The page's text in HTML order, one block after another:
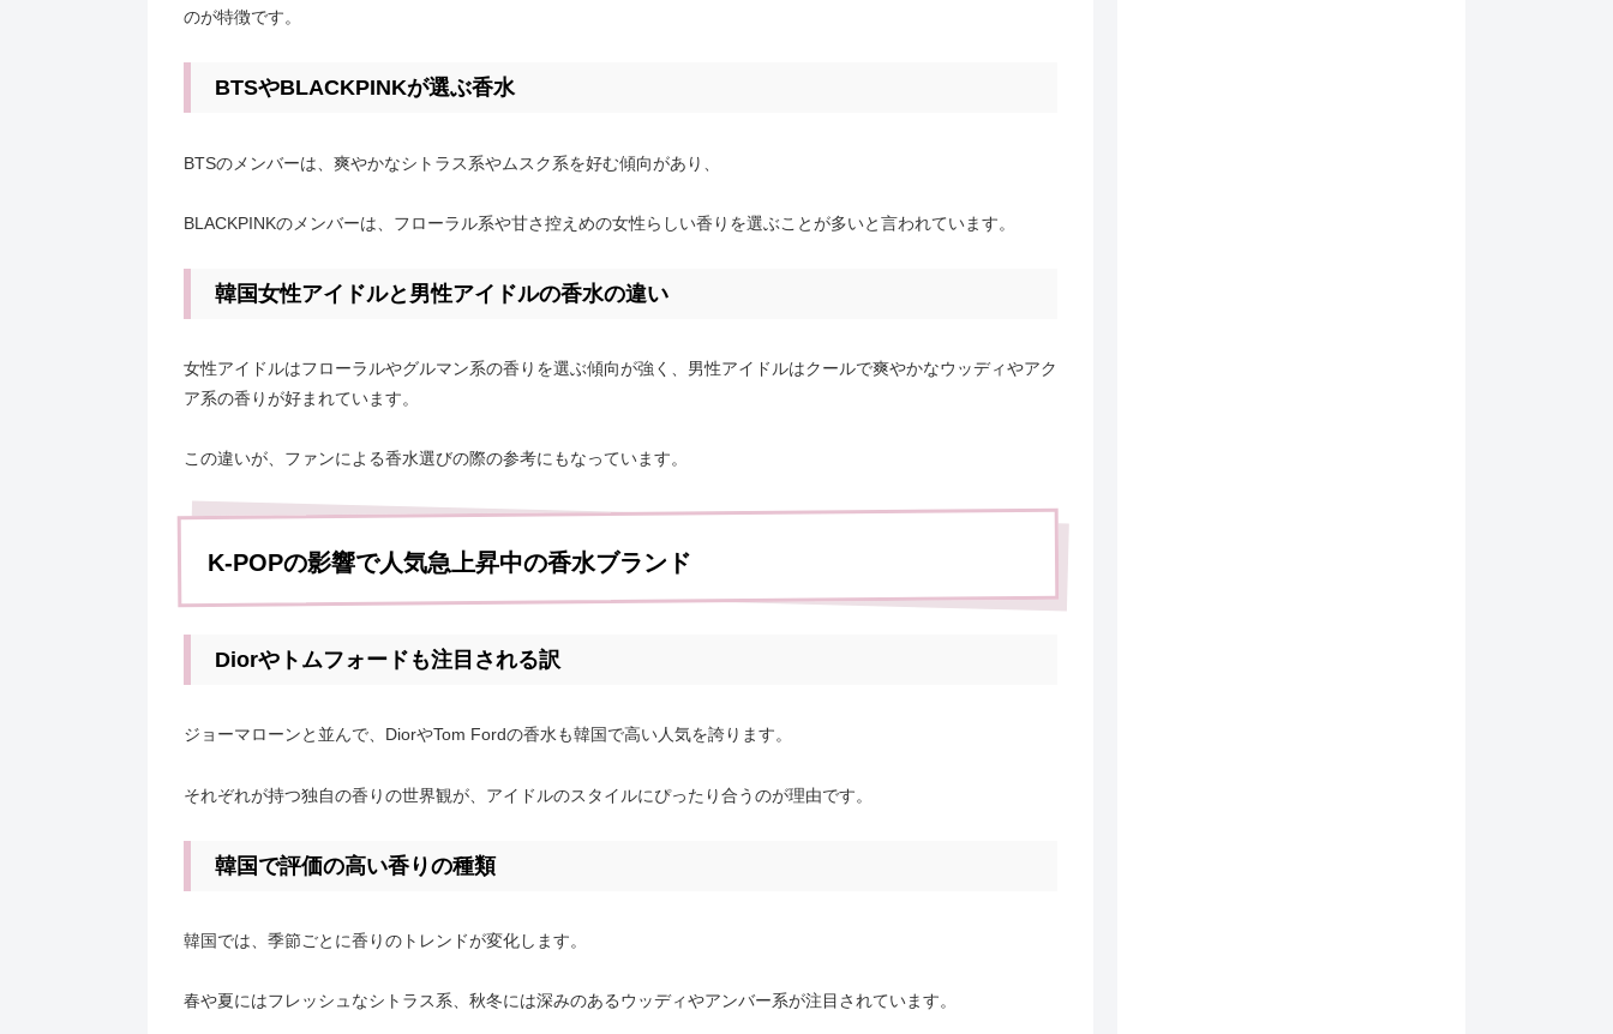
のが特徴です。
BTSやBLACKPINKが選ぶ香水
BTSのメンバーは、爽やかなシトラス系やムスク系を好む傾向があり、
BLACKPINKのメンバーは、フローラル系や甘さ控えめの女性らしい香りを選ぶことが多いと言われています。
韓国女性アイドルと男性アイドルの香水の違い
女性アイドルはフローラルやグルマン系の香りを選ぶ傾向が強く、男性アイドルはクールで爽やかなウッディやアク
ア系の香りが好まれています。
この違いが、ファンによる香水選びの際の参考にもなっています。
K-POPの影響で人気急上昇中の香水ブランド
Diorやトムフォードも注目される訳
ジョーマローンと並んで、DiorやTom Fordの香水も韓国で高い人気を誇ります。
それぞれが持つ独自の香りの世界観が、アイドルのスタイルにぴったり合うのが理由です。
韓国で評価の高い香りの種類
韓国では、季節ごとに香りのトレンドが変化します。
春や夏にはフレッシュなシトラス系、秋冬には深みのあるウッディやアンバー系が注目されています。